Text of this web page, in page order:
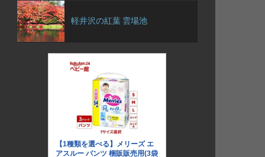
軽井沢の紅葉 雲場池